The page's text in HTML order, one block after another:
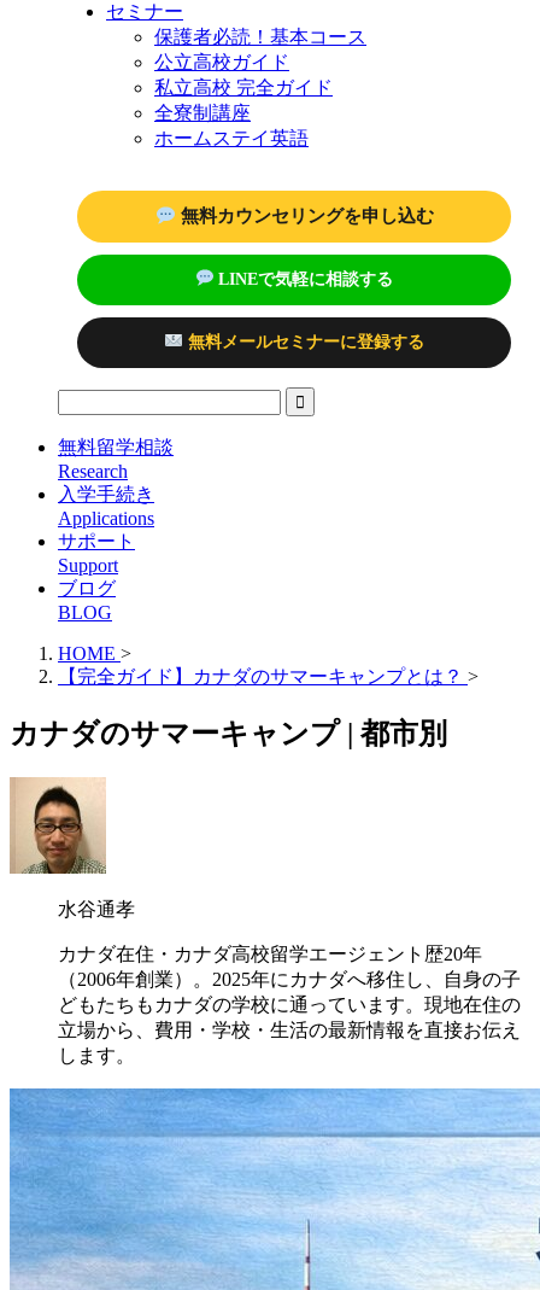
セミナー
保護者必読！基本コース
公立高校ガイド
私立高校 完全ガイド
全寮制講座
ホームステイ英語
無料カウンセリングを申し込む
LINEで気軽に相談する
無料メールセミナーに登録する
無料留学相談
Research
入学手続き
Applications
サポート
Support
ブログ
BLOG
HOME >
【完全ガイド】カナダのサマーキャンプとは？ >
カナダのサマーキャンプ | 都市別
水谷通孝
カナダ在住・カナダ高校留学エージェント歴20年
（2006年創業）。2025年にカナダへ移住し、自身の子
どもたちもカナダの学校に通っています。現地在住の
立場から、費用・学校・生活の最新情報を直接お伝え
します。